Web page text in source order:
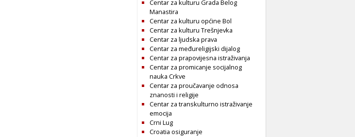
Centar za kulturu Grada Belog
Manastira
Centar za kulturu općine Bol
Centar za kulturu Trešnjevka
Centar za ljudska prava
Centar za međureligijski dijalog
Centar za prapovijesna istraživanja
Centar za promicanje socijalnog
nauka Crkve
Centar za proučavanje odnosa
znanosti i religije
Centar za transkulturno istraživanje
emocija
Crni Lug
Croatia osiguranje